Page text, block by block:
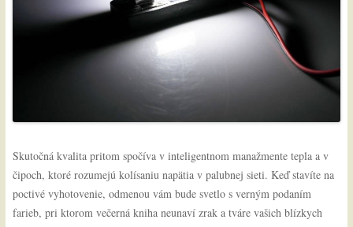
Skutočná kvalita pritom spočíva v inteligentnom manažmente tepla a v
čipoch, ktoré rozumejú kolísaniu napätia v palubnej sieti. Keď stavíte na
poctivé vyhotovenie, odmenou vám bude svetlo s verným podaním
farieb, pri ktorom večerná kniha neunaví zrak a tváre vašich blízkych